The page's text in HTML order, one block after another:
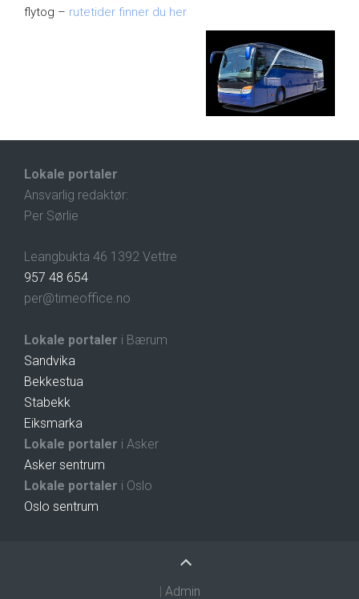
flytog – rutetider finner du her
Lokale portaler
Ansvarlig redaktør:
Per Sørlie
Leangbukta 46 1392 Vettre
957 48 654
per@timeoffice.no
Lokale portaler i Bærum
Sandvika
Bekkestua
Stabekk
Eiksmarka
Lokale portaler i Asker
Asker sentrum
Lokale portaler i Oslo
Oslo sentrum
Admin